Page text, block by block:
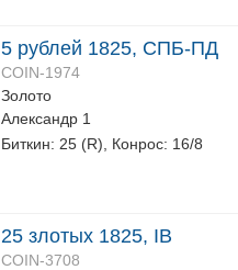
5 рублей 1825, СПБ-ПД
COIN-1974
Золото
Александр 1
Биткин: 25 (R), Конрос: 16/8
25 злотых 1825, IB
COIN-3708